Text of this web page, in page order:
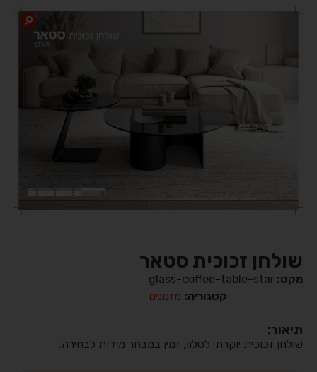
שולחן זכוכית סטאר
מקט: glass-coffee-table-star
קטגוריה: מזנונים
תיאור:
שולחן זכוכית יוקרתי לסלון, זמין במבחר מידות לבחירה.